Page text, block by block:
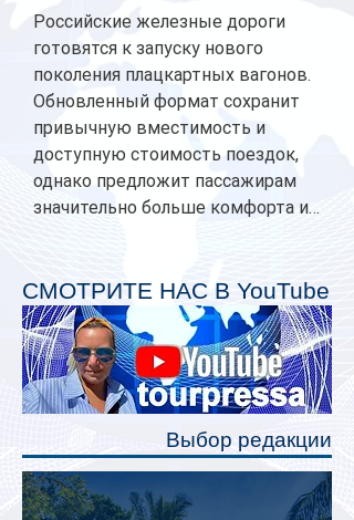
Российские железные дороги
готовятся к запуску нового
поколения плацкартных вагонов.
Обновленный формат сохранит
привычную вместимость и
доступную стоимость поездок,
однако предложит пассажирам
значительно больше комфорта и
планируется начать в 2027 году.
Одним из главных нововведений
станут индивидуальные шторки у
каждого спального места. Они
позволят пассажирам закрыть свою
полку во время сна или отдыха,
СМОТРИТЕ НАС В YouTube
Выбор редакции